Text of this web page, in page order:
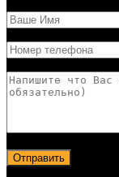
Отправить